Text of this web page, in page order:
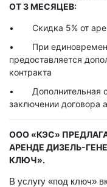
ОТ 3 МЕСЯЦЕВ:
Скидка 5% от
При
предоставляется
контракта
Дополнительная
заключении договора
ООО «КЭС»
АРЕНДЕ ДИЗЕЛЬ-
КЛЮЧ».
В услугу «под ключ»